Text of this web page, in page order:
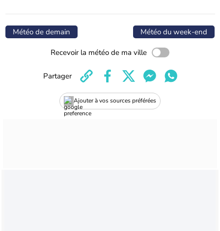
Météo de demain Météo du week-end
Recevoir la météo de ma ville
Ajouter à vos sources préférées
Partager